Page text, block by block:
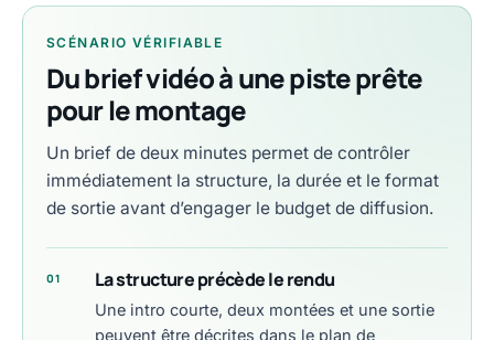
SCÉNARIO VÉRIFIABLE
Du brief vidéo à une piste prête
pour le montage
Un brief de deux minutes permet de contrôler
immédiatement la structure, la durée et le format
de sortie avant d’engager le budget de diffusion.
01 La structure précède le rendu
Une intro courte, deux montées et une sortie
peuvent être décrites dans le plan de